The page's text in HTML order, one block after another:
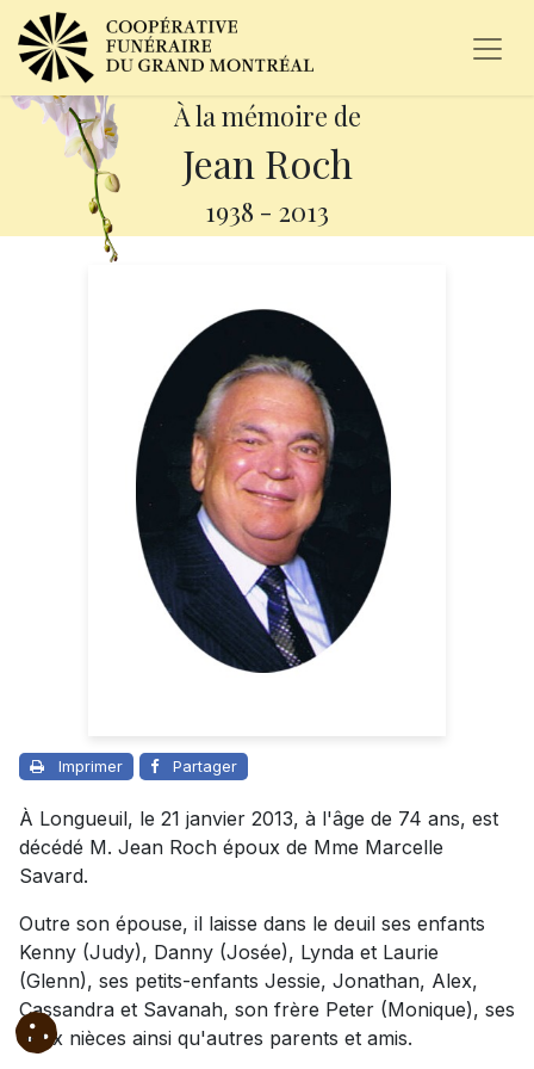
À la mémoire de
Jean Roch
1938 - 2013
Imprimer Partager
À Longueuil, le 21 janvier 2013, à l'âge de 74 ans, est
décédé M. Jean Roch époux de Mme Marcelle
Savard.
Outre son épouse, il laisse dans le deuil ses enfants
Kenny (Judy), Danny (Josée), Lynda et Laurie
(Glenn), ses petits-enfants Jessie, Jonathan, Alex,
Cassandra et Savanah, son frère Peter (Monique), ses
deux nièces ainsi qu'autres parents et amis.